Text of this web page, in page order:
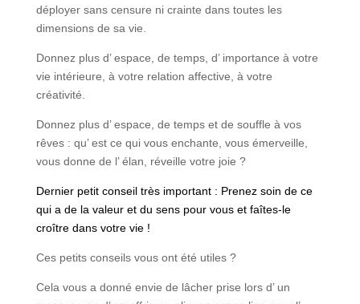
déployer sans censure ni crainte dans toutes les
dimensions de sa vie.
Donnez plus d’ espace, de temps, d’ importance à votre
vie intérieure, à votre relation affective, à votre
créativité.
Donnez plus d’ espace, de temps et de souffle à vos
rêves : qu’ est ce qui vous enchante, vous émerveille,
vous donne de l’ élan, réveille votre joie ?
Dernier petit conseil très important : Prenez soin de ce
qui a de la valeur et du sens pour vous et faîtes-le
croître dans votre vie !
Ces petits conseils vous ont été utiles ?
Cela vous a donné envie de lâcher prise lors d’ un